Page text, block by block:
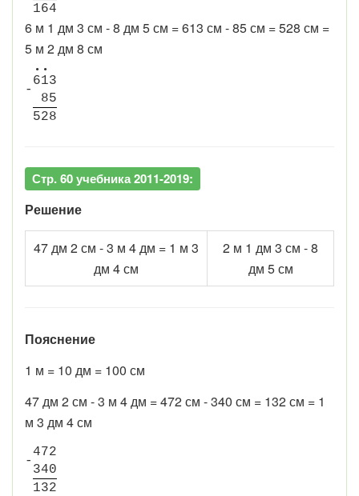
164
6 м 1 дм 3 см - 8 дм 5 см = 613 см - 85 см = 528 см =
5 м 2 дм 8 см
• •
-
613
85
528
Стр. 60 учебника 2011-2019:
Решение
47 дм 2 см - 3 м 4 дм = 1 м 3
дм 4 см
2 м 1 дм 3 см - 8
дм 5 см
Пояснение
1 м = 10 дм = 100 см
47 дм 2 см - 3 м 4 дм = 472 см - 340 см = 132 см = 1
м 3 дм 4 см
-
472
340
132